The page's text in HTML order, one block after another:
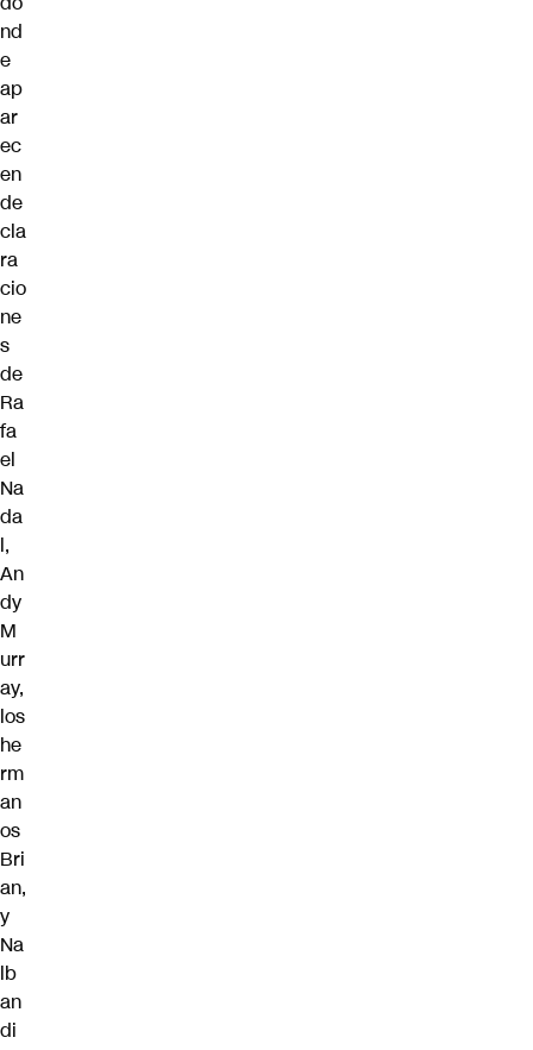
nd
e
ap
ar
ec
en
de
cla
ra
cio
ne
s
de
Ra
fa
el
Na
da
l,
An
dy
M
urr
ay,
los
he
rm
an
os
Bri
an,
y
Na
lb
an
di